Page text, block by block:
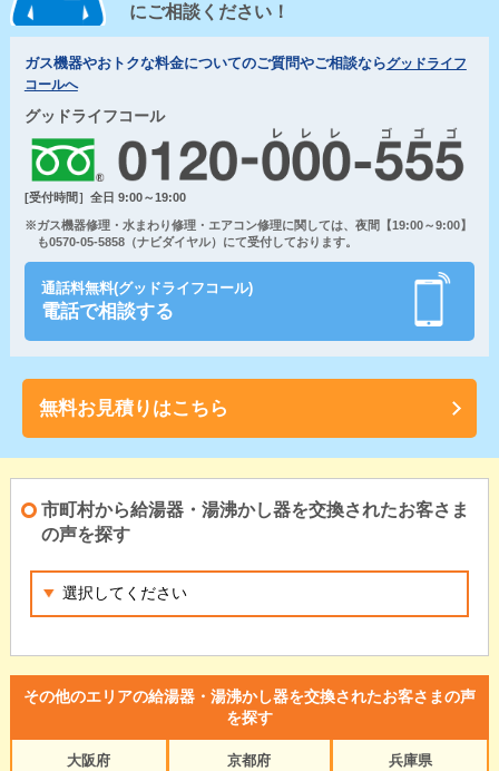
にご相談ください！
ガス機器やおトクな料金についてのご質問やご相談ならグッドライフ
コールへ
グッドライフコール
[受付時間］全日 9:00～19:00
※ガス機器修理・水まわり修理・エアコン修理に関しては、夜間【19:00～9:00】
も0570-05-5858（ナビダイヤル）にて受付しております。
通話料無料(グッドライフコール)
電話で相談する
無料お見積りはこちら
市町村から給湯器・湯沸かし器を交換されたお客さま
の声を探す
その他のエリアの給湯器・湯沸かし器を交換されたお客さまの声
を探す
大阪府
京都府
兵庫県